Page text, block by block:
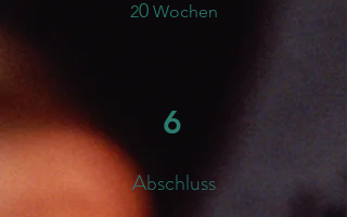
20 Wochen
6
Abschluss